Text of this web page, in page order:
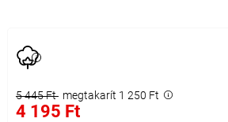
5 445 Ft megtakarít 1 250 Ft
4 195 Ft